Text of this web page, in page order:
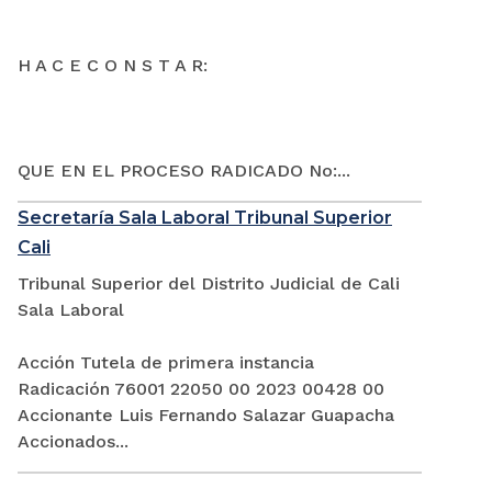
H A C E C O N S T A R:
QUE EN EL PROCESO RADICADO No:...
Secretaría Sala Laboral Tribunal Superior
Cali
Tribunal Superior del Distrito Judicial de Cali
Sala Laboral
Acción Tutela de primera instancia
Radicación 76001 22050 00 2023 00428 00
Accionante Luis Fernando Salazar Guapacha
Accionados...